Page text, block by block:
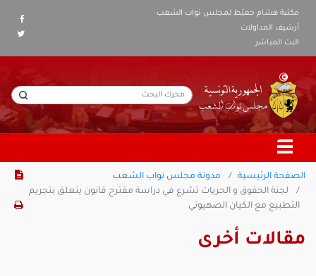
مكتبة هشام جعيّط لمجلس نواب الشعب
أرشيف المداولات
البث المباشر
الصفحة الرئيسية
مدونة مجلس نواب الشعب
لجنة الحقوق و الحريات تشرع في دراسة مقترح قانون يتعلق بتجريم
التطبيع مع الكيان الصهيوني
مقالات أخرى